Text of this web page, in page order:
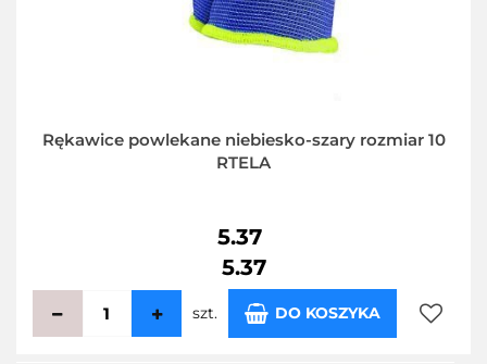
Rękawice powlekane niebiesko-szary rozmiar 10
RTELA
5.37
5.37
szt. DO KOSZYKA